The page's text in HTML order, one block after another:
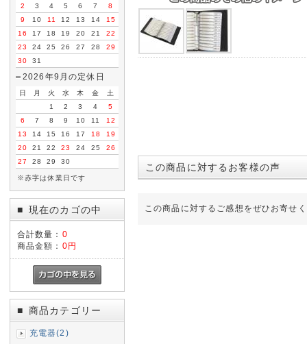
2
3 4 5 6 7
8
9
10 11 12 13 14
15
16
17 18 19 20 21
22
23
24 25 26 27 28
29
30
31
2026年9月の定休日
日 月 火 水 木 金
土
1
2 3 4
5
6
7 8 9 10 11
12
13
14 15 16 17 18
19
20
21 22 23 24 25
26
27
28 29 30
※赤字は休業日です
■ 現在のカゴの中
合計数量： 0
商品金額： 0円
■ 商品カテゴリー
充電器(2)
この商品に対するお客様の声
この商品に対するご感想をぜひお寄せ